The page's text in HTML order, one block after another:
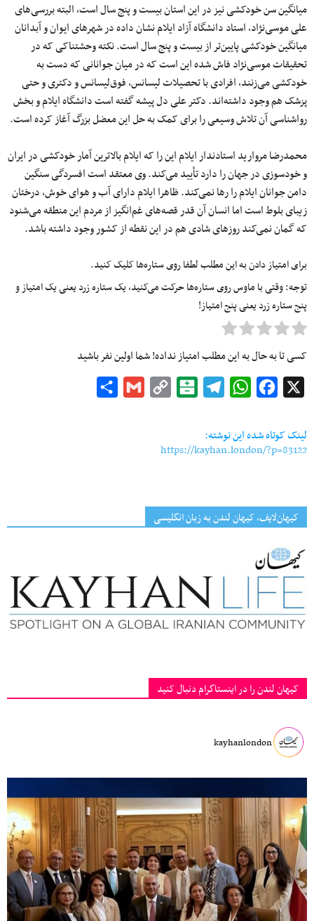
میانگین سن خودکشی نیز در این استان بیست و پنج سال است، البته بررسی‌های
علی موسی‌نژاد، استاد دانشگاه آزاد ایلام نشان داده در شهرهای ایوان و آبدانان
میانگین خودکشی پایین‌تر از بیست و پنج سال است. نکته وحشتناکی که در
تحقیقات موسی‌نژاد فاش شده این است که در میان جوانانی که دست به
خودکشی می‌زنند، افرادی با تحصیلات لیسانس، فوق‌لیسانس و دکتری و حتی
پزشک هم وجود داشته‌اند. دکتر علی دل پیشه گفته است دانشگاه ایلام و بخش
رواشناسی آن تلاش وسیعی را برای کمک به حل این معضل بزرگ آغاز کرده است.
محمدرضا مروارید استادندار ایلام این را که ایلام بالاترین آمار خودکشی در ایران
و خودسوزی در جهان را دارد تأیید می‌کند. وی معتقد است افسردگی سنگین
دامن جوانان ایلام را رها نمی‌کند. ظاهرا ایلام دارای آب و هوای خوش، درختان
زیبای بلوط است اما انسان آن قدر قصه‌های غم‌انگیز از مردم این منطقه می‌شنود
که گمان نمی‌کند روزهای شادی هم در این نقطه از کشور وجود داشته باشد.
برای امتیاز دادن به این مطلب لطفا روی ستاره‌ها کلیک کنید.
توجه: وقتی با ماوس روی ستاره‌ها حرکت می‌کنید، یک ستاره زرد یعنی یک امتیاز و
پنج ستاره زرد یعنی پنج امتیاز!
کسی تا به حال به این مطلب امتیاز نداده! شما اولین نفر باشید
Facebook
WhatsApp
Telegram
Balatarin
Copy
Gmail
لینک کوتاه شده این نوشته:
https://kayhan.london/?p=83122
کیهان‌لایف، کیهان لندن به زبان انگلیسی
کیهان لندن را در اینستاگرام دنبال کنید
kayhanlondon